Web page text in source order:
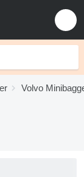
Volvo